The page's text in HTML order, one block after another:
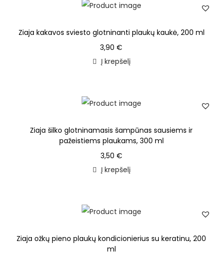
Ziaja kakavos sviesto glotninanti plaukų kaukė, 200 ml
3,90€
Į krepšelį
Ziaja šilko glotninamasis šampūnas sausiems ir
pažeistiems plaukams, 300 ml
3,50 €
Į krepšelį
Ziaja ožkų pieno plaukų kondicionierius su keratinu, 200
ml